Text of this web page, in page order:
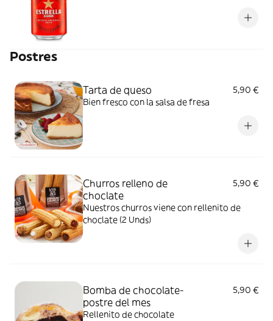
Postres
Tarta de queso
5,90 €
Bien fresco con la salsa de fresa
Churros relleno de
choclate
5,90 €
Nuestros churros viene con rellenito de
choclate (2 Unds)
Bomba de chocolate-
postre del mes
5,90 €
Rellenito de chocolate